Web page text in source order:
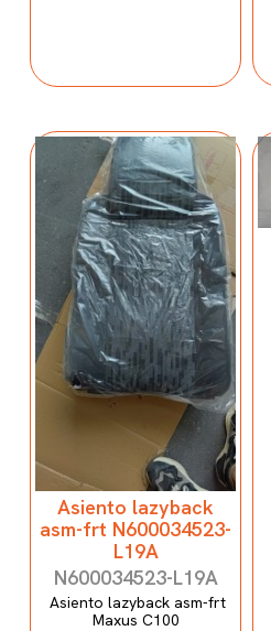
Asiento lazyback
asm-frt N600034523-
L19A
N600034523-L19A
Asiento lazyback asm-frt
Maxus C100